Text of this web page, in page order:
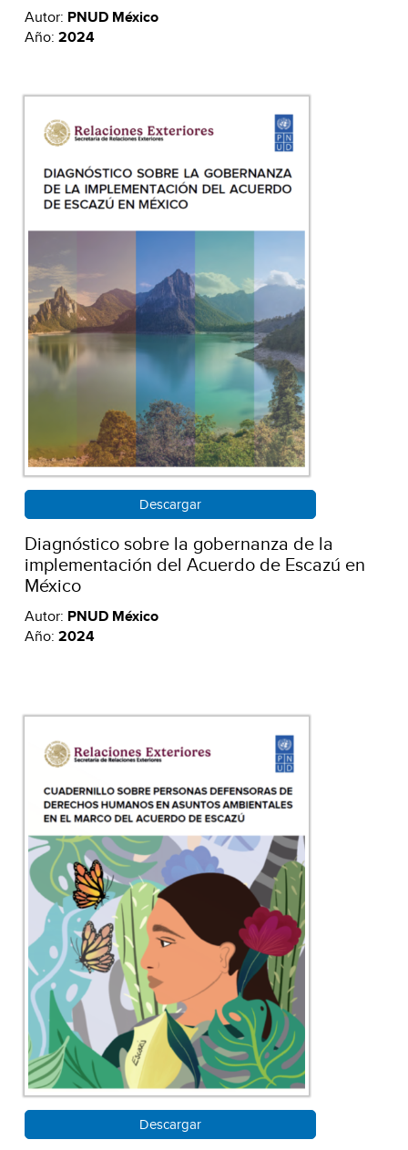
Autor: PNUD México
Año: 2024
Descargar
Diagnóstico sobre la gobernanza de la
implementación del Acuerdo de Escazú en
México
Autor: PNUD México
Año: 2024
Descargar